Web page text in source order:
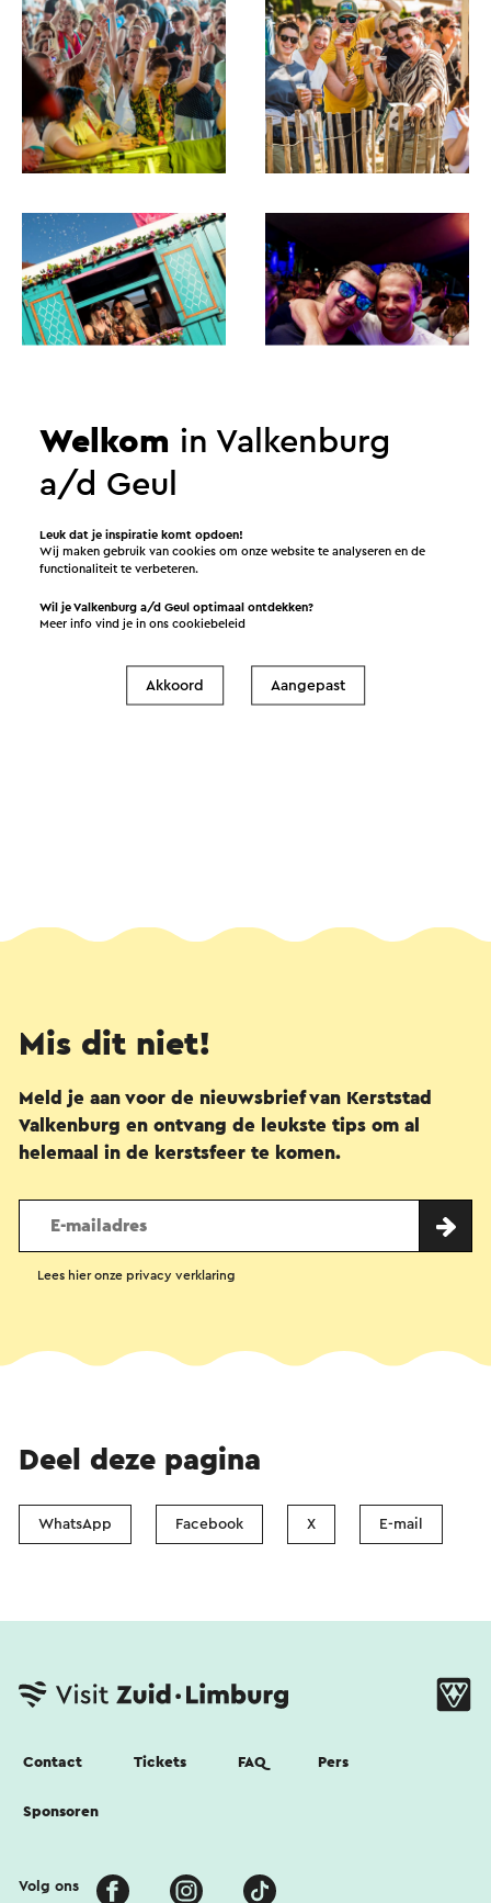
Data
15-5-2027 t/m 16-5-2027
Mis dit niet!
Meld je aan voor de nieuwsbrief van Kerststad
Valkenburg en ontvang de leukste tips om al
helemaal in de kerstsfeer te komen.
Lees hier onze privacy verklaring
Deel deze pagina
WhatsApp Facebook X E-mail
Contact Tickets FAQ Pers
Sponsoren
Volg ons
Welkom in Valkenburg
a/d Geul
Leuk dat je inspiratie komt opdoen!
Wij maken gebruik van cookies om onze website te analyseren en de
functionaliteit te verbeteren.
Wil je Valkenburg a/d Geul optimaal ontdekken?
Meer info vind je in onscookiebeleid
Akkoord Aangepast